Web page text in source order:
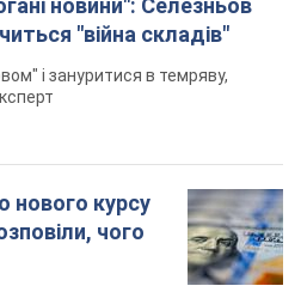
новини": Селезньов
"війна складів"
і зануритися в темряву,
нового курсу
чого